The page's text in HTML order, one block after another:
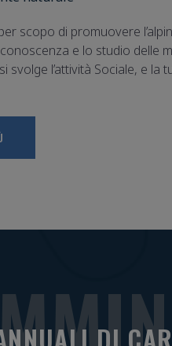
scopo di promuovere
e lo studio delle
svolge l’attività Sociale, e la